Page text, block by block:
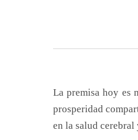
La premisa hoy es
prosperidad
en la salud cerebral